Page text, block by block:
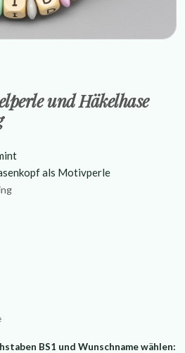
und Häkelhase
als Motivperle
BS1 und Wunschname wählen: